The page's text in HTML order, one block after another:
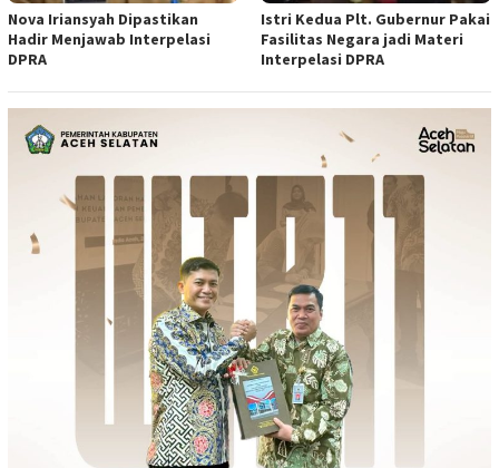
Nova Iriansyah Dipastikan
Hadir Menjawab Interpelasi
DPRA
Istri Kedua Plt. Gubernur Pakai
Fasilitas Negara jadi Materi
Interpelasi DPRA